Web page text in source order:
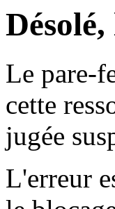
Le pare-
cette
jugée
L'erreur